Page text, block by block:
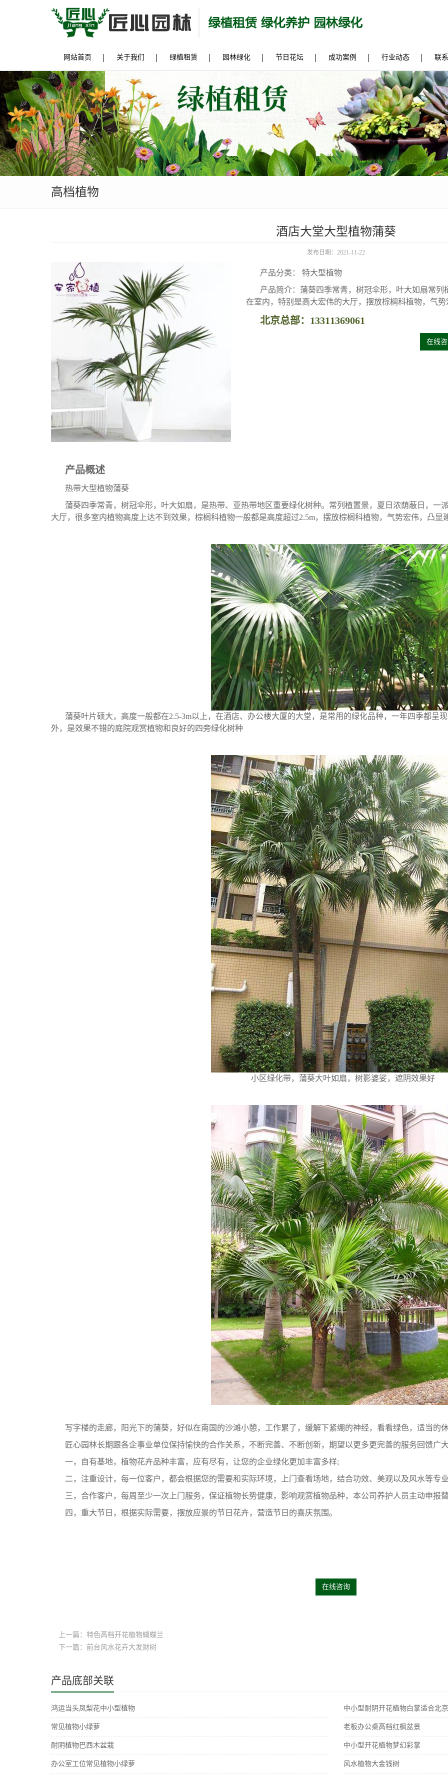
网站首页 关于我们 绿植租赁 园林绿化 节日花坛 成功案例 行业动态 联
高档植物
酒店大堂大型植物蒲葵
发布日期：2021-11-22
产品分类： 特大型植物
产品简介：蒲葵四季常青，树冠伞形，叶大如扇常
在室内，特别是高大宏伟的大厅，摆放棕榈科植物，气
北京总部：13311369061
在线
产品概述
热带大型植物蒲葵
蒲葵四季常青，树冠伞形，叶大如扇，是热带、亚热带地区重要绿化树种。常列植置景，夏日浓荫蔽日，一
大厅，很多室内植物高度上达不到效果，棕榈科植物一般都是高度超过2.5m，摆放棕榈科植物，气势宏伟，凸显
蒲葵叶片硕大，高度一般都在2.5-3m以上，在酒店、办公楼大厦的大堂，是常用的绿化品种，一年四季都呈
外，是效果不错的庭院观赏植物和良好的四旁绿化树种
小区绿化带，蒲葵大叶如扇，树影婆娑，遮阴效果好
写字楼的走廊，阳光下的蒲葵，好似在南国的沙滩小憩，工作累了，缓解下紧绷的神经，看看绿色，适当的
匠心园林长期跟各企事业单位保持愉快的合作关系，不断完善、不断创新，期望以更多更完善的服务回馈广
一，自有基地，植物花卉品种丰富，应有尽有，让您的企业绿化更加丰富多样;
二，注重设计，每一位客户，都会根据您的需要和实际环境，上门查看场地，结合功效、美观以及风水等专
三，合作客户，每周至少一次上门服务，保证植物长势健康，影响观赏植物品种，本公司养护人员主动申报
四，重大节日，根据实际需要，摆放应景的节日花卉，营造节日的喜庆氛围。
在线咨询
上一篇：特色高档开花植物蝴蝶兰
下一篇：前台风水花卉大发财树
产品底部关联
鸿运当头凤梨花中小型植物 中小型耐阴开花植物白掌适合北
常见植物小绿萝 老板办公桌高档红枫盆景
耐阴植物巴西木盆栽 中小型开花植物梦幻彩掌
办公室工位常见植物小绿萝 风水植物大金钱树